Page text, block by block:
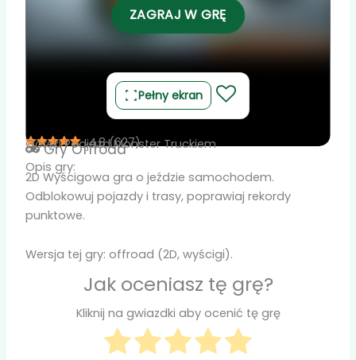
ZAGRAJ W GRĘ
Pełny ekran
4.8 (627)
Górski Podjazd Monster Truckiem
GryOffroad
Opis gry:
2D Wyścigowa gra o jeździe samochodem.
Odblokowuj pojazdy i trasy, poprawiaj rekordy
punktowe.
Wersja tej gry: offroad (2D, wyścigi).
Jak oceniasz tę grę?
Kliknij na gwiazdki aby ocenić tę grę